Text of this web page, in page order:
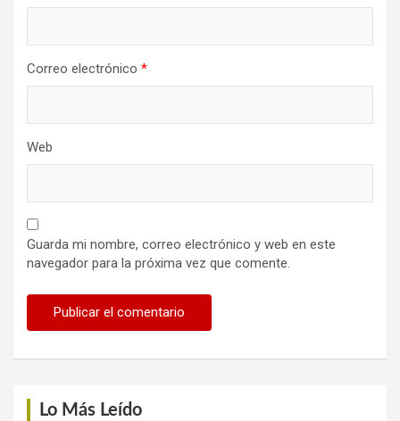
Correo electrónico *
Web
Guarda mi nombre, correo electrónico y web en este
navegador para la próxima vez que comente.
Lo Más Leído